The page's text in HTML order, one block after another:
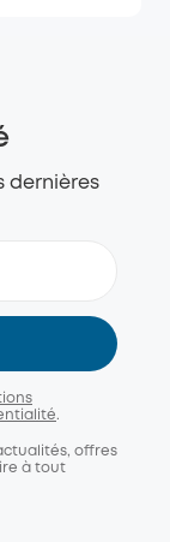
dernières
.
offres
à tout